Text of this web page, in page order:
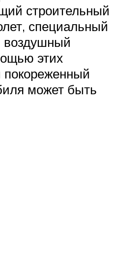
строительный
специальный
воздушный
этих
покореженный
может быть